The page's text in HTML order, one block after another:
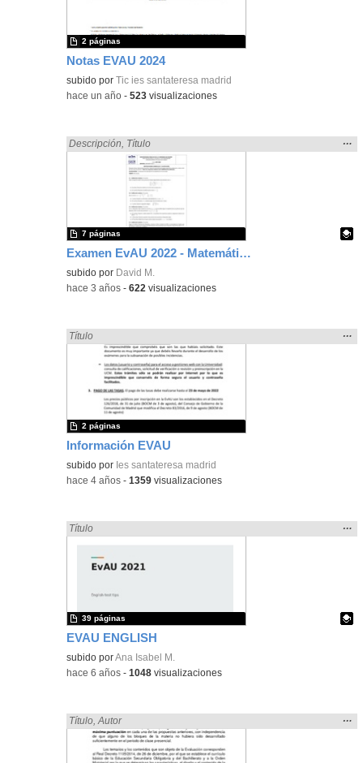
Notas EVAU 2024
subido porTic ies santateresa madrid
2 páginas
-hace un año -523 visualizaciones
Examen EvAU 2022 - Matemáticas II
Encontrado «EvAU» en:
Descripción Título
la
…
Contenido educativo.
subido por David M.
7 páginas
-hace 3 años -622 visualizaciones
Información EVAU
Encontrado «EvAU» en:
Título
la
…
subido por Ies santateresa madrid
2 páginas
-hace 4 años -1359 visualizaciones
EVAU ENGLISH
Encontrado «EvAU» en:
Título
la
…
Contenido educativo.
subido porAna Isabel M.
39 páginas
-hace 6 años -1048 visualizaciones
Encontrado «EvAU» en:
Título ,Autor
la
…